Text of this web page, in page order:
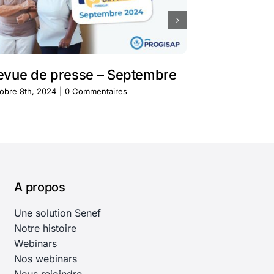
de presse – Septembre
8th, 2024 0 Commentaires
A propos
Une solution Senef
Notre histoire
Webinars
Nos webinars